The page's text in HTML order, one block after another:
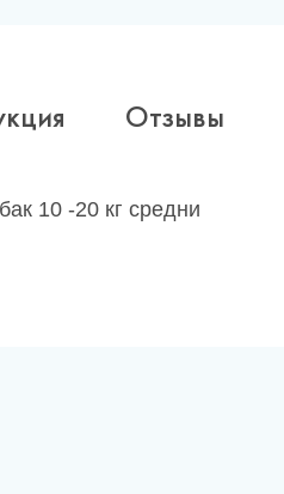
Отзывы
10 -20 кг средни